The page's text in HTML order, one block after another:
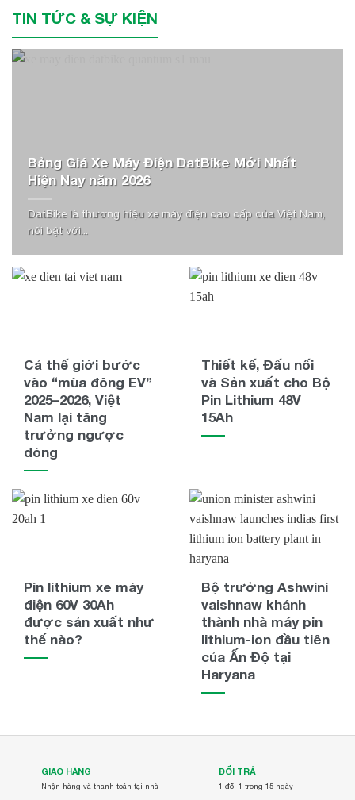
TIN TỨC & SỰ KIỆN
Bảng Giá Xe Máy Điện DatBike Mới Nhất
Hiện Nay năm 2026
DatBike là thương hiệu xe máy điện cao cấp của Việt Nam,
nổi bật với...
Cả thế giới bước
vào “mùa đông EV”
2025–2026, Việt
Nam lại tăng
trưởng ngược
dòng
Thiết kế, Đấu nối
và Sản xuất cho Bộ
Pin Lithium 48V
15Ah
Pin lithium xe máy
điện 60V 30Ah
được sản xuất như
thế nào?
Bộ trưởng Ashwini
vaishnaw khánh
thành nhà máy pin
lithium-ion đầu tiên
của Ấn Độ tại
Haryana
GIAO HÀNG
Nhận hàng và thanh toán tại nhà
ĐỔI TRẢ
1 đổi 1 trong 15 ngày